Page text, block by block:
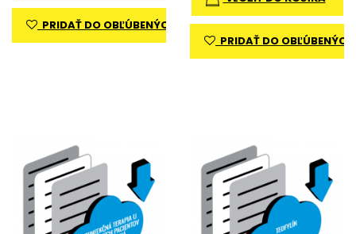
PRIDAŤ DO OBĽÚBENÝCH
PRIDAŤ DO OBĽÚBENÝCH